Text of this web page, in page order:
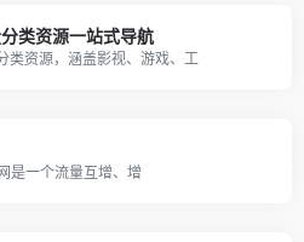
类资源一站式导航
类资源，涵盖影视、游戏、工
是一个流量互增、增